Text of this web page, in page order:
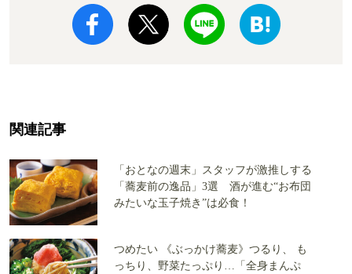
関連記事
「おとなの週末」スタッフが激推しする
「蕎麦前の逸品」3選 酒が進む“お布団
みたいな玉子焼き”は必食！
つめたい 《ぶっかけ蕎麦》つるり、 も
っちり、野菜たっぷり…「全身まんぷ